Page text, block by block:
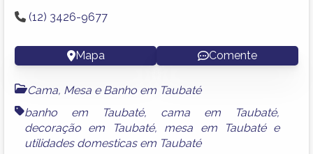
(12) 3426-9677
Mapa Comente
Cama, Mesa e Banho em Taubaté
banho em Taubaté, cama em Taubaté,
decoração em Taubaté, mesa em Taubatée
utilidades domesticas em Taubaté